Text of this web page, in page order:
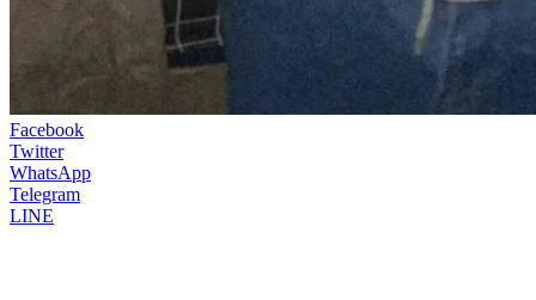
Facebook
Twitter
WhatsApp
Telegram
LINE